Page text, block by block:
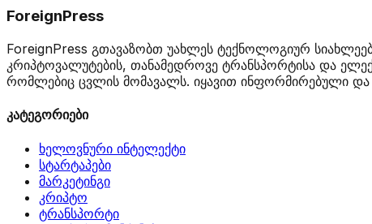
ForeignPress
ForeignPress გთავაზობთ უახლეს ტექნოლოგიურ
კრიპტოვალუტების, თანამედროვე ტრანსპორტისა და
რომლებიც ცვლის მომავალს. იყავით ინფორმირებული და
კატეგორიები
ხელოვნური ინტელექტი
სტარტაპები
მარკეტინგი
კრიპტო
ტრანსპორტი